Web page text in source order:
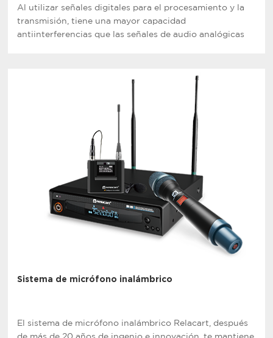
Al utilizar señales digitales para el procesamiento y la
transmisión, tiene una mayor capacidad
antiinterferencias que las señales de audio analógicas
Sistema de micrófono inalámbrico
El sistema de micrófono inalámbrico Relacart, después